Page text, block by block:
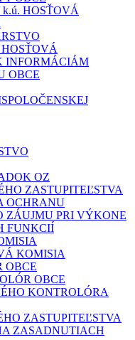
HOSŤOVÁ
INFORMÁCIÁM
OBCE
OZ
ZASTUPITEĽSTVA
OCHRANU
ZÁUJMU PRI VÝKONE
FUNKCIÍ
KOMISIA
OBCE
OBCE
KONTROLÓRA
ZASTUPITEĽSTVA
ZASADNUTIACH